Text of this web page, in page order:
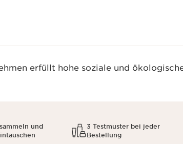
erfüllt hohe soziale und
und
3 Testmuster bei jeder
Bestellung